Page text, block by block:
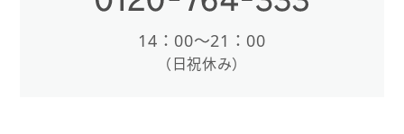
14：00〜21：00
（日祝休み）